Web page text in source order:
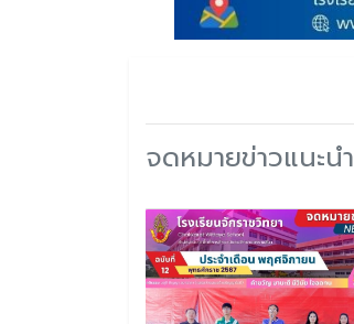
จดหมายข่าวแนะนำ